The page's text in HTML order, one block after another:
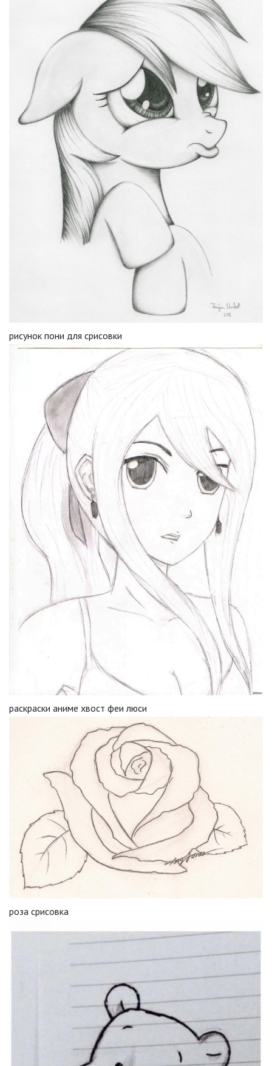
рисунок пони для срисовки
раскраски аниме хвост феи люси
роза срисовка